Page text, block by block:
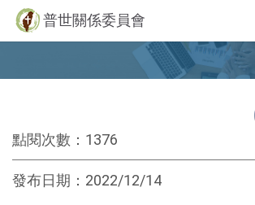
普世關係委員會
點閱次數：1376
發布日期：2022/12/14